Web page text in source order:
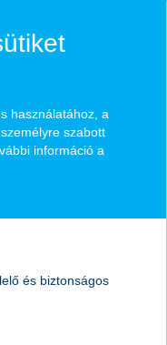
használatához, a
szabott
információ a
és biztonságos